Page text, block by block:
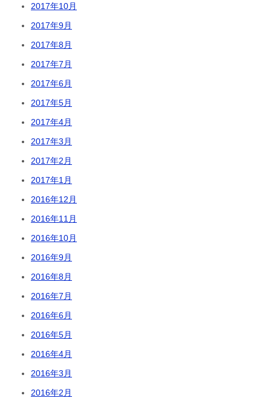
2017年10月
2017年9月
2017年8月
2017年7月
2017年6月
2017年5月
2017年4月
2017年3月
2017年2月
2017年1月
2016年12月
2016年11月
2016年10月
2016年9月
2016年8月
2016年7月
2016年6月
2016年5月
2016年4月
2016年3月
2016年2月